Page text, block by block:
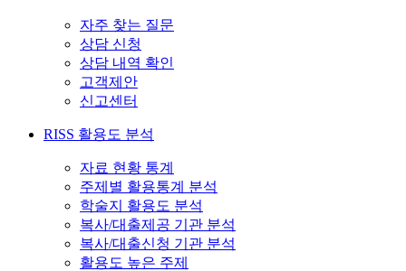
자주 찾는 질문
상담 신청
상담 내역 확인
고객제안
신고센터
RISS 활용도 분석
자료 현황 통계
주제별 활용통계 분석
학술지 활용도 분석
복사/대출제공 기관 분석
복사/대출신청 기관 분석
활용도 높은 주제